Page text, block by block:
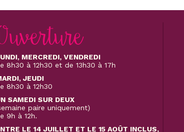
MERCREDI, VENDREDI
8h30 à 12h30 et de 13h30 à 17h
JEUDI
8h30 à 12h30
SAMEDI SUR DEUX
paire uniquement)
9h à 12h.
LE 14 JUILLET ET LE 15 AOÛT INCLUS,